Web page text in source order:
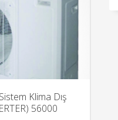
Klima Dış
56000